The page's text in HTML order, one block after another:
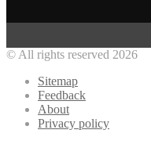
© All rights reserved 2026
Sitemap
Feedback
About
Privacy policy